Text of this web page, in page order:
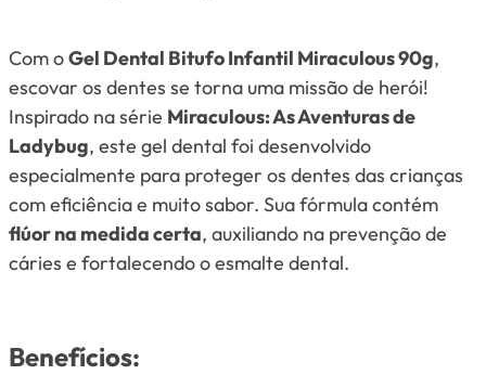
Com oGel Dental Bitufo Infantil Miraculous 90g,
escovar os dentes se torna uma missão de herói!
Inspirado na série Miraculous: As Aventuras de
Ladybug, este gel dental foi desenvolvido
especialmente para proteger os dentes das crianças
com eficiência e muito sabor. Sua fórmula contém
flúor na medida certa, auxiliando na prevenção de
cáries e fortalecendo o esmalte dental.
Benefícios: